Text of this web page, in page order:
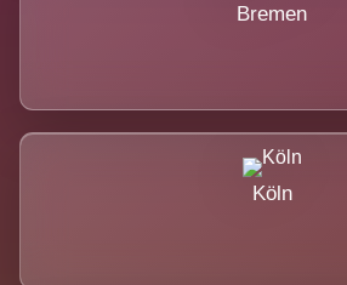
Bremen
Köln